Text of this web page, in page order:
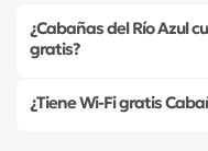
¿Cabañas del Río Azul
gratis?
¿Tiene Wi-Fi gratis